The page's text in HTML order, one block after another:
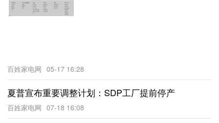
百姓家电网 05-17 16:28
夏普宣布重要调整计划：SDP工厂提前停产
百姓家电网 07-18 16:08